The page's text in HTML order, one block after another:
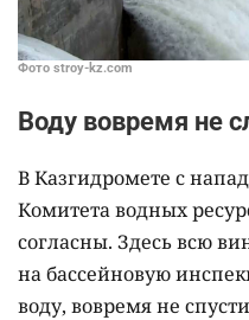
Фото stroy-kz.com
Воду вовремя не
В Казгидромете с
Комитета водных
согласны. Здесь всю
на бассейновую
воду, вовремя не